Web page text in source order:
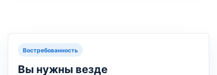
Востребованность
Вы нужны везде